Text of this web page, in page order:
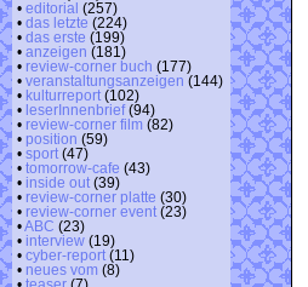
• editorial (257)
• das letzte (224)
• das erste (199)
• anzeigen (181)
• review-corner buch (177)
• veranstaltungsanzeigen (144)
• kulturreport (102)
• leserInnenbrief(94)
• review-corner film (82)
• position (59)
• sport (47)
• tomorrow-cafe (43)
• inside out (39)
• review-corner platte (30)
• review-corner event (23)
•ABC (23)
• interview (19)
• cyber-report (11)
• neues vom (8)